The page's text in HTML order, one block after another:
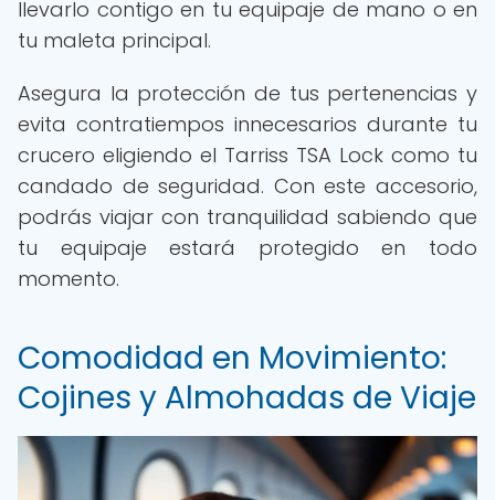
llevarlo contigo en tu equipaje de mano o en
tu maleta principal.
Asegura la protección de tus pertenencias y
evita contratiempos innecesarios durante tu
crucero eligiendo el Tarriss TSA Lock como tu
candado de seguridad. Con este accesorio,
podrás viajar con tranquilidad sabiendo que
tu equipaje estará protegido en todo
momento.
Comodidad en Movimiento:
Cojines y Almohadas de Viaje